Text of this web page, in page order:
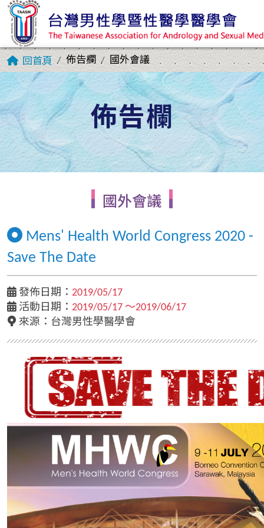
回首頁 佈告欄 國外會議
佈告欄
國外會議
Mens' Health World Congress 2020 -
Save The Date
發佈日期： 2019/05/17
活動日期： 2019/05/17 ～2019/06/17
來源： 台灣男性學醫學會